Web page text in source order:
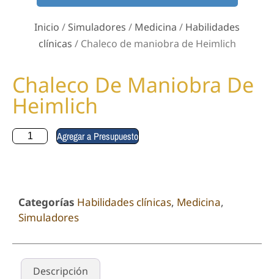
Inicio / Simuladores / Medicina / Habilidades
clínicas / Chaleco de maniobra de Heimlich
Chaleco De Maniobra De
Heimlich
Agregar a Presupuesto
Categorías Habilidades clínicas, Medicina,
Simuladores
Descripción